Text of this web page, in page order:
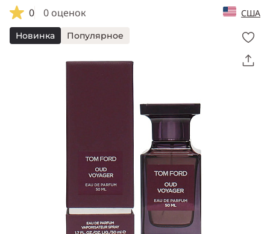
0 0 оценок США
Telegram
WhatsApp
Viber
ВКонтакте
Новинка Популярное